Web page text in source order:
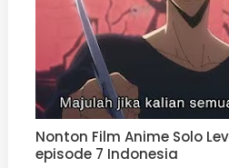
Nonton Film Anime Solo
episode 7 Indonesia